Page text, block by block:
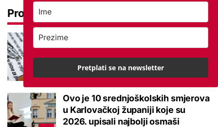
Pročitaj još
Ove lektire maturanti se najviše
boje, a samo je jednom bila tema
eseja i to na jesenskom roku
Ovo je 10 srednjoškolskih smjerova
u Karlovačkoj županiji koje su
2026. upisali najbolji osmaši
Pretplati se na newsletter